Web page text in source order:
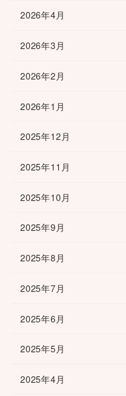
2026年4月
2026年3月
2026年2月
2026年1月
2025年12月
2025年11月
2025年10月
2025年9月
2025年8月
2025年7月
2025年6月
2025年5月
2025年4月